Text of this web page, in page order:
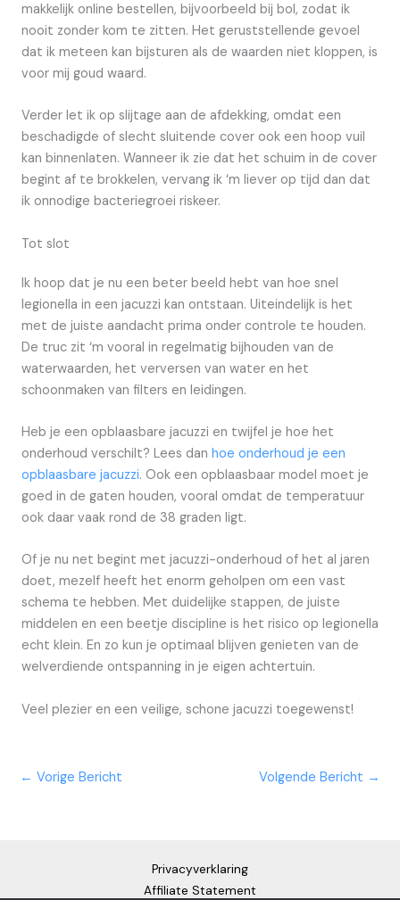
makkelijk online bestellen, bijvoorbeeld bij bol, zodat ik
nooit zonder kom te zitten. Het geruststellende gevoel
dat ik meteen kan bijsturen als de waarden niet kloppen, is
voor mij goud waard.
Verder let ik op slijtage aan de afdekking, omdat een
beschadigde of slecht sluitende cover ook een hoop vuil
kan binnenlaten. Wanneer ik zie dat het schuim in de cover
begint af te brokkelen, vervang ik ‘m liever op tijd dan dat
ik onnodige bacteriegroei riskeer.
Tot slot
Ik hoop dat je nu een beter beeld hebt van hoe snel
legionella in een jacuzzi kan ontstaan. Uiteindelijk is het
met de juiste aandacht prima onder controle te houden.
De truc zit ‘m vooral in regelmatig bijhouden van de
waterwaarden, het verversen van water en het
schoonmaken van filters en leidingen.
Heb je een opblaasbare jacuzzi en twijfel je hoe het
onderhoud verschilt? Lees dan hoe onderhoud je een
opblaasbare jacuzzi. Ook een opblaasbaar model moet je
goed in de gaten houden, vooral omdat de temperatuur
ook daar vaak rond de 38 graden ligt.
Of je nu net begint met jacuzzi-onderhoud of het al jaren
doet, mezelf heeft het enorm geholpen om een vast
schema te hebben. Met duidelijke stappen, de juiste
middelen en een beetje discipline is het risico op legionella
echt klein. En zo kun je optimaal blijven genieten van de
welverdiende ontspanning in je eigen achtertuin.
Veel plezier en een veilige, schone jacuzzi toegewenst!
← Vorige Bericht Volgende Bericht →
Privacyverklaring
Affiliate Statement